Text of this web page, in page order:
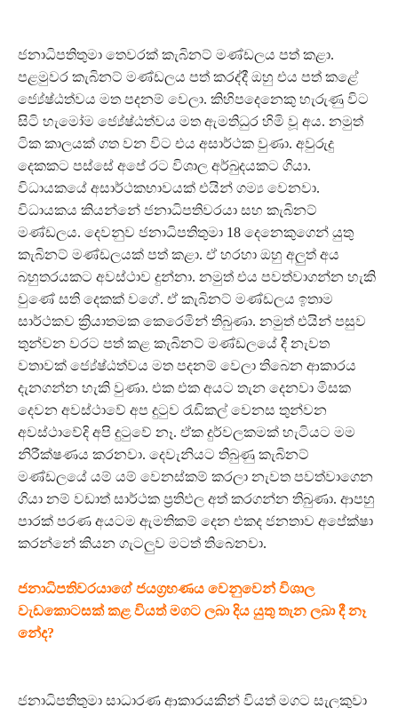
ජනාධිපතිතුමා තෙවරක් කැබිනට් මණ්ඩලය පත් කළා.
පළමුවර කැබිනට් මණ්ඩලය පත් කරද්දී ඔහු එය පත් කළේ
ජ්‍යේෂ්ඨත්වය මත පදනම් වෙලා. කිහිපදෙනෙකු හැරුණු විට
සිටි හැමෝම ජ්‍යේෂ්ඨත්වය මත ඇමතිධුර හිමි වූ අය. නමුත්
ටික කාලයක් ගත වන විට එය අසාර්ථක වුණා. අවුරුදු
දෙකකට පස්සේ අපේ රට විශාල අර්බුදයකට ගියා.
විධායකයේ අසාර්ථකභාවයක් එයින් ගම්‍ය වෙනවා.
විධායකය කියන්නේ ජනාධිපතිවරයා සහ කැබිනට්
මණ්ඩලය. දෙවනුව ජනාධිපතිතුමා 18 දෙනෙකුගෙන් යුතු
කැබිනට් මණ්ඩලයක් පත් කළා. ඒ හරහා ඔහු අලුත් අය
බහුතරයකට අවස්ථාව දුන්නා. නමුත් එය පවත්වාගන්න හැකි
වුණේ සති දෙකක් වගේ. ඒ කැබිනට් මණ්ඩලය ඉතාම
සාර්ථකව ක්‍රියාතමක කෙරෙමින් තිබුණා. නමුත් එයින් පසුව
තුන්වන වරට පත් කළ කැබිනට් මණ්ඩලයේ දී නැවත
වතාවක් ජ්‍යේෂ්ඨත්වය මත පදනම් වෙලා තිබෙන ආකාරය
දැනගන්න හැකි වුණා. එක එක අයට තැන දෙනවා මිසක
දෙවන අවස්ථාවේ අප දුටුව රැඩිකල් වෙනස තුන්වන
අවස්ථාවේදි අපි දුටුවේ නෑ. ඒක දුර්වලකමක් හැටියට මම
නිරීක්ෂණය කරනවා. දෙවැනියට තිබුණු කැබිනට්
මණ්ඩලයේ යම් යම් වෙනස්කම් කරලා නැවත පවත්වාගෙන
ගියා නම් වඩාත් සාර්ථක ප්‍රතිඵල අත් කරගන්න තිබුණා. ආපහු
පාරක් පරණ අයටම ඇමතිකම් දෙන එකද ජනතාව අපේක්ෂා
කරන්නේ කියන ගැටලුව මටත් තිබෙනවා.
ජනාධිපතිවරයාගේ ජයග්‍රහණය වෙනුවෙන් විශාල
වැඩකොටසක් කළ වියත් මගට ලබා දිය යුතු තැන ලබා දී නෑ
නේද?
ජනාධිපතිතුමා සාධාරණ ආකාරයකින් වියත් මගට සැලකුවා